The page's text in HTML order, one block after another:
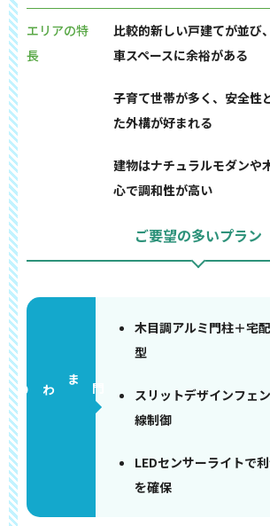
エリアの特
長
比較的新しい戸建てが並び
車スペースに余裕がある
子育て世帯が多く、安全性
た外構が好まれる
建物はナチュラルモダンや
心で調和性が高い
ご要望の多いプラン
門まわり
木目調アルミ門柱＋宅
型
スリットデザインフェ
線制御
LEDセンサーライトで
を確保